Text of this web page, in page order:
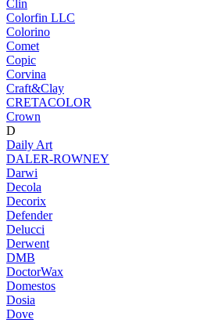
Clin
Colorfin LLC
Colorino
Comet
Copic
Corvina
Craft&Clay
CRETACOLOR
Crown
D
Daily Art
DALER-ROWNEY
Darwi
Decola
Decorix
Defender
Delucci
Derwent
DMB
DoctorWax
Domestos
Dosia
Dove